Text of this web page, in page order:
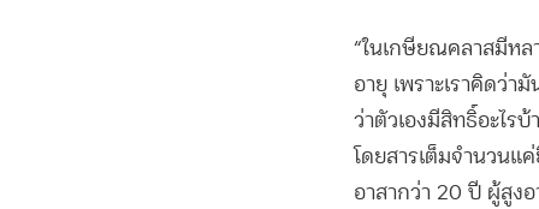
“ในเกษียณคลาสมีหล
อายุ เพราะเราคิดว่า
ว่าตัวเองมีสิทธิ์อะไรบ้
โดยสารเต็มจำนวนแ
อาสากว่า 20 ปี ผู้สูงอ